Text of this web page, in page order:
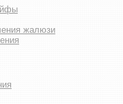
жалюзи